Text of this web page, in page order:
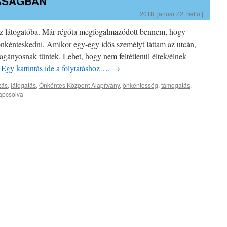
2018. január 22. hétfő |
látogatóba. Már régóta megfogalmazódott bennem, hogy
Amikor egy-egy idős személyt láttam az utcán,
tűntek. Lehet, hogy nem feltétlenül éltek/élnek
Egy kattintás ide a folytatáshoz…. →
, látogatás, Önkéntes Központ Alapítvány, önkéntesség, támogatás,